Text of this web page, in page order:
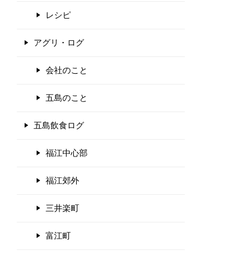
レシピ
アグリ・ログ
会社のこと
五島のこと
五島飲食ログ
福江中心部
福江郊外
三井楽町
富江町